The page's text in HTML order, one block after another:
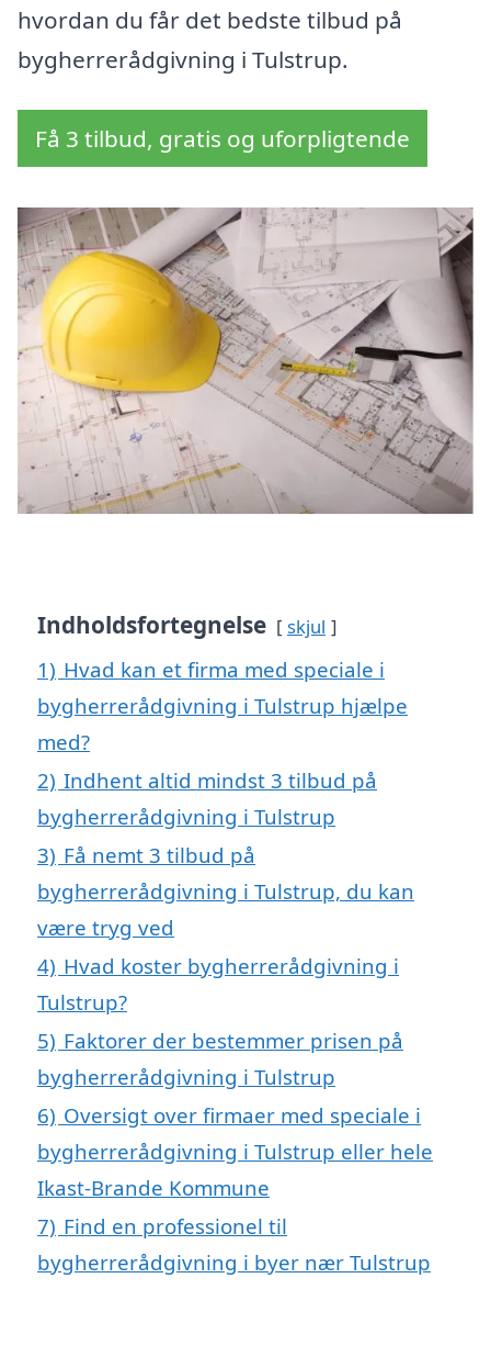
hvordan du får det bedste tilbud på
bygherrerådgivning i Tulstrup.
Få 3 tilbud, gratis og uforpligtende
Indholdsfortegnelse skjul
1) Hvad kan et firma med speciale i
bygherrerådgivning i Tulstrup hjælpe
med?
2) Indhent altid mindst 3 tilbud på
bygherrerådgivning i Tulstrup
3) Få nemt 3 tilbud på
bygherrerådgivning i Tulstrup, du kan
være tryg ved
4) Hvad koster bygherrerådgivning i
Tulstrup?
5) Faktorer der bestemmer prisen på
bygherrerådgivning i Tulstrup
6) Oversigt over firmaer med speciale i
bygherrerådgivning i Tulstrup eller hele
Ikast-Brande Kommune
7) Find en professionel til
bygherrerådgivning i byer nær Tulstrup